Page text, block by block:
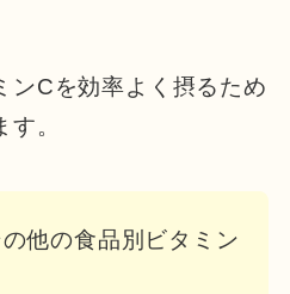
ンCを効率よく摂るため
。
他の食品別ビタミン